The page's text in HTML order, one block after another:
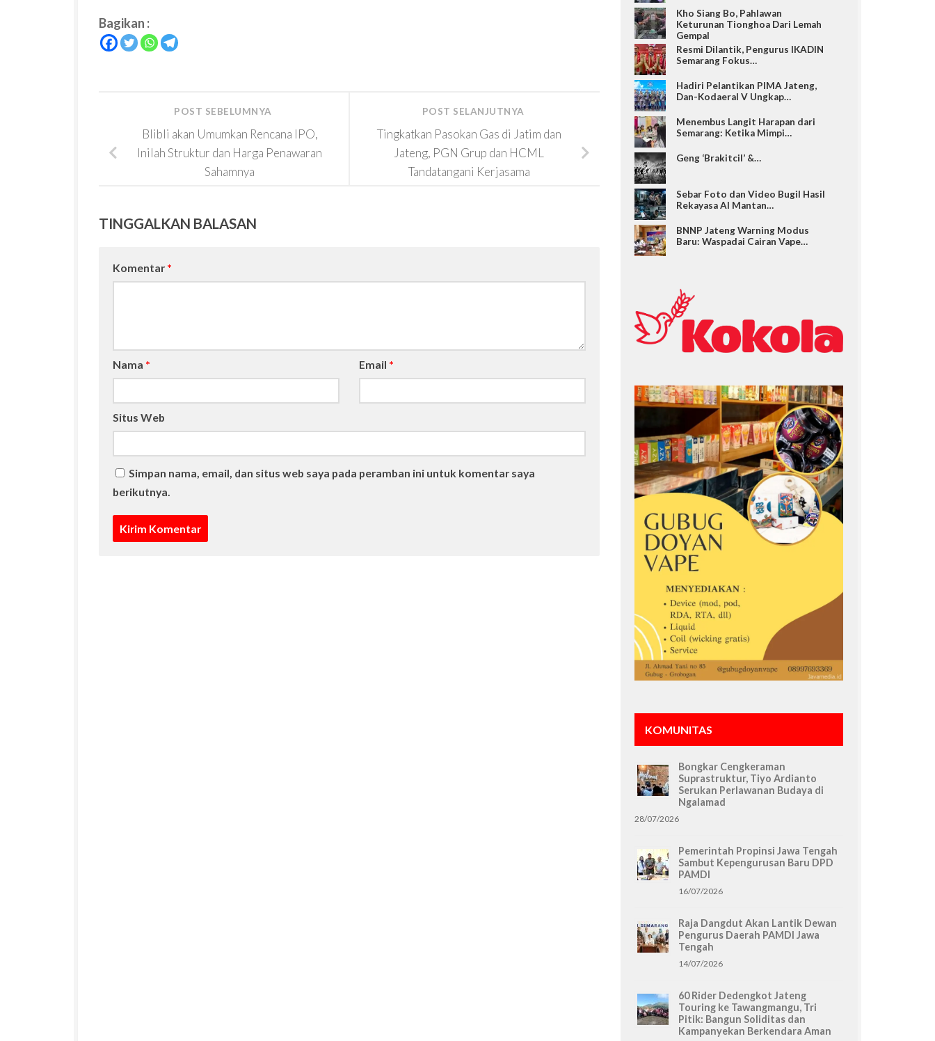
Bagikan :
POST SELANJUTNYA
Tingkatkan Pasokan Gas di Jatim dan
Jateng, PGN Grup dan HCML
Tandatangani Kerjasama
POST SEBELUMNYA
Blibli akan Umumkan Rencana IPO,
Inilah Struktur dan Harga Penawaran
Sahamnya
TINGGALKAN BALASAN
Komentar *
Nama * Email *
Situs Web
Simpan nama, email, dan situs web saya pada peramban ini untuk komentar saya
berikutnya.
Kho Siang Bo, Pahlawan
Keturunan Tionghoa Dari Lemah
Gempal
Resmi Dilantik, Pengurus IKADIN
Semarang Fokus…
Hadiri Pelantikan PIMA Jateng,
Dan-Kodaeral V Ungkap…
Menembus Langit Harapan dari
Semarang: Ketika Mimpi…
Geng ‘Brakitcil’ &…
Sebar Foto dan Video Bugil Hasil
Rekayasa AI Mantan…
BNNP Jateng Warning Modus
Baru: Waspadai Cairan Vape…
KOMUNITAS
Bongkar Cengkeraman
Suprastruktur, Tiyo Ardianto
Serukan Perlawanan Budaya di
Ngalamad
28/07/2026
Pemerintah Propinsi Jawa Tengah
Sambut Kepengurusan Baru DPD
PAMDI
16/07/2026
Raja Dangdut Akan Lantik Dewan
Pengurus Daerah PAMDI Jawa
Tengah
14/07/2026
60 Rider Dedengkot Jateng
Touring ke Tawangmangu, Tri
Pitik: Bangun Soliditas dan
Kampanyekan Berkendara Aman